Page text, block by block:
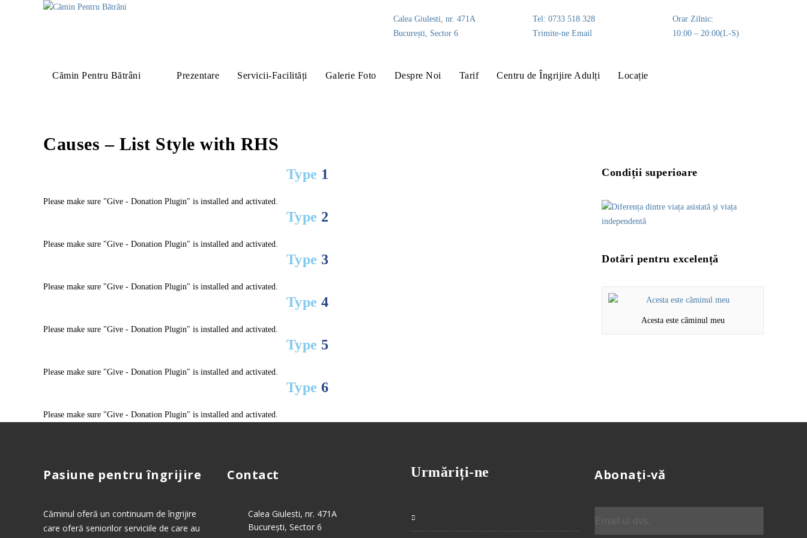
Calea Giulesti, nr. 471A
București, Sector 6
Tel: 0733 518 328
Trimite-ne Email
Orar Zilnic:
10:00 – 20:00(L-S)
Cămin Pentru Bătrâni Prezentare Servicii-Facilități Galerie Foto Despre Noi Tarif Centru de Îngrijire Adulți Locație
Causes – List Style with RHS
Type 1
Please make sure "Give - Donation Plugin" is installed and activated.
Type 2
Please make sure "Give - Donation Plugin" is installed and activated.
Type 3
Please make sure "Give - Donation Plugin" is installed and activated.
Type 4
Please make sure "Give - Donation Plugin" is installed and activated.
Type 5
Please make sure "Give - Donation Plugin" is installed and activated.
Type 6
Please make sure "Give - Donation Plugin" is installed and activated.
Condiții superioare
Dotări pentru excelență
Acesta este căminul meu
Pasiune pentru îngrijire
Căminul oferă un continuum de îngrijire
care oferă seniorilor serviciile de care au
Contact
Calea Giulesti, nr. 471A
București, Sector 6
Urmăriți-ne Abonați-vă